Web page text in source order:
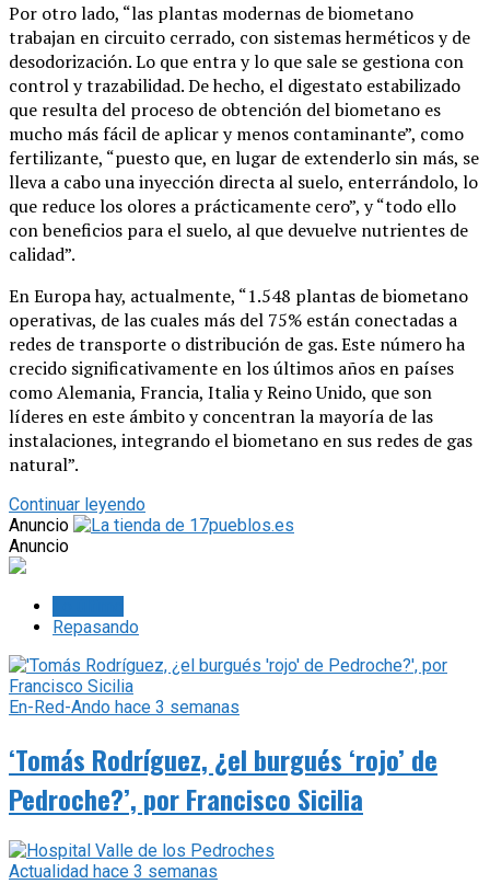
Por otro lado, “las plantas modernas de biometano
trabajan en circuito cerrado, con sistemas herméticos y de
desodorización. Lo que entra y lo que sale se gestiona con
control y trazabilidad. De hecho, el digestato estabilizado
que resulta del proceso de obtención del biometano es
mucho más fácil de aplicar y menos contaminante”, como
fertilizante, “puesto que, en lugar de extenderlo sin más, se
lleva a cabo una inyección directa al suelo, enterrándolo, lo
que reduce los olores a prácticamente cero”, y “todo ello
con beneficios para el suelo, al que devuelve nutrientes de
calidad”.
En Europa hay, actualmente, “1.548 plantas de biometano
operativas, de las cuales más del 75% están conectadas a
redes de transporte o distribución de gas. Este número ha
crecido significativamente en los últimos años en países
como Alemania, Francia, Italia y Reino Unido, que son
líderes en este ámbito y concentran la mayoría de las
instalaciones, integrando el biometano en sus redes de gas
natural”.
Continuar leyendo
Anuncio
Anuncio
Repasando
En-Red-Ando hace 3 semanas
‘Tomás Rodríguez, ¿el burgués ‘rojo’ de
Pedroche?’, por Francisco Sicilia
Actualidad hace 3 semanas